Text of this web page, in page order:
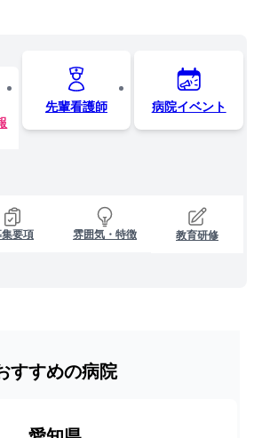
先輩看護師 病院イベント
要項 雰囲気・特徴 教育研修
すすめの病院